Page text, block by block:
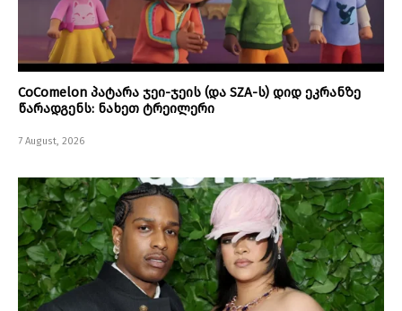
CoComelon პატარა ჯეი-ჯეის (და SZA-ს) დიდ ეკრანზე
წარადგენს: ნახეთ ტრეილერი
7 August, 2026